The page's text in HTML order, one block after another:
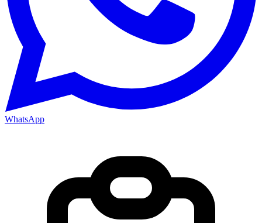
WhatsApp